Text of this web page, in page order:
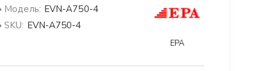
Модель: EVN-A750-4
SKU: EVN-A750-4
EPA